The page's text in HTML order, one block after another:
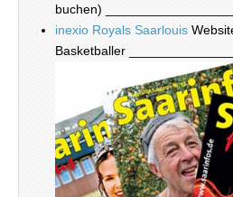
buchen)
inexio Royals Saarlouis
Basketballer